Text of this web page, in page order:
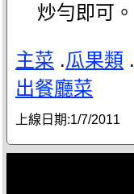
炒勻即可。
主菜 .瓜果類 .
出餐廳菜
上線日期:1/7/2011